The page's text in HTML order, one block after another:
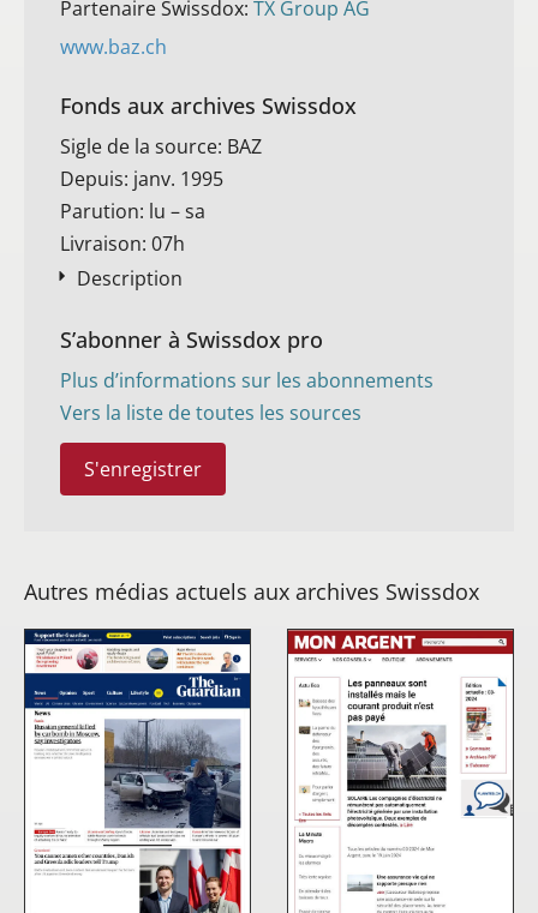
Partenaire Swissdox: TX Group AG
www.baz.ch
Fonds aux archives Swissdox
Sigle de la source: BAZ
Depuis: janv. 1995
Parution: lu – sa
Livraison: 07h
Description
S’abonner à Swissdox pro
Plus d’informations sur les abonnements
Vers la liste de toutes les sources
S'enregistrer
Autres médias actuels aux archives Swissdox